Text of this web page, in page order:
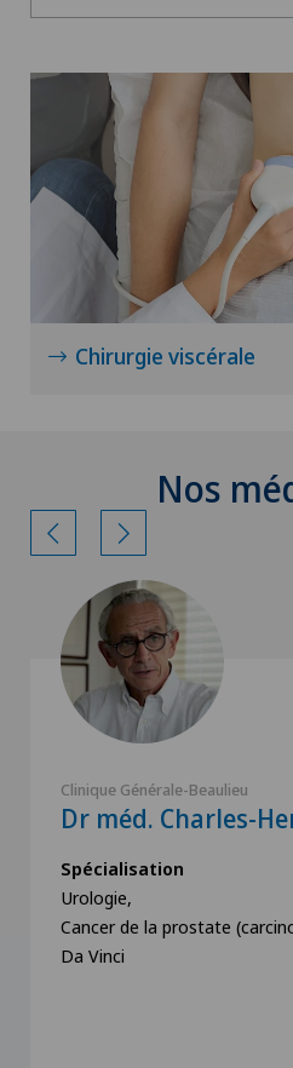
Chirurgie viscérale
Nos
Clinique Générale-Beaulieu
Dr méd. Charles-
Spécialisation
Urologie,
Cancer de la prostate
Da Vinci